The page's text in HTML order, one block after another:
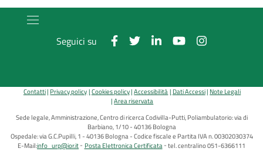
Seguici su
Contatti Privacy policy Cookies policy Accessibilità Dati Accessi Note Legali
Area riservata
Sede legale, Amministrazione, Centro di ricerca Codivilla-Putti, Poliambulatorio: via di
Barbiano, 1/10 - 40136 Bologna
Ospedale: via G.C.Pupilli, 1 - 40136 Bologna - Codice fiscale e Partita IVA n. 00302030374
E-Mail:info_urp@ior.it Posta Elettronica Certificata tel. centralino 051-6366111